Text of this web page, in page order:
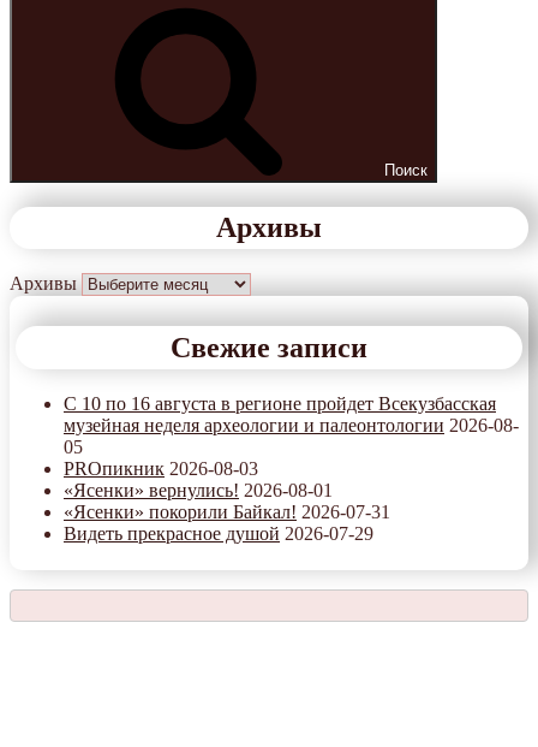
Поиск
Архивы
Архивы
Свежие записи
С 10 по 16 августа в регионе пройдет Всекузбасская
музейная неделя археологии и палеонтологии 2026-08-
05
PROпикник 2026-08-03
«Ясенки» вернулись! 2026-08-01
«Ясенки» покорили Байкал! 2026-07-31
Видеть прекрасное душой 2026-07-29